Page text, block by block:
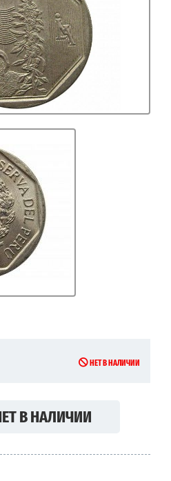
НЕТ В НАЛИЧИИ
В НАЛИЧИИ